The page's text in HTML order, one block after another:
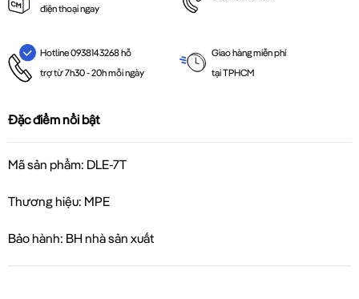
điện thoại ngay
Hotline 0938143268 hỗ
trợ từ 7h30 - 20h mỗi ngày
Giao hàng miễn phí
tại TPHCM
Đặc điểm nổi bật
Mã sản phẩm: DLE-7T
Thương hiệu: MPE
Bảo hành: BH nhà sản xuất